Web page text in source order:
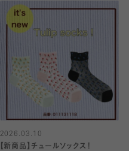
2026.03.10
【新商品】チュールソックス！